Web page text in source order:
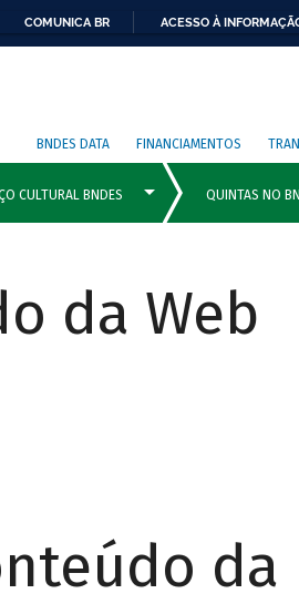
COMUNICA BR ACESSO À
BNDES DATA FINANCIAMENTOS
da Web
da